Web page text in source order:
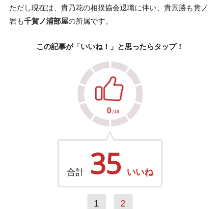
ただし現在は、貴乃花の相撲協会退職に伴い、貴景勝も貴ノ
岩も千賀ノ浦部屋の所属です。
この記事が「いいね！」と思ったらタップ！
合計 35 いいね
1 2